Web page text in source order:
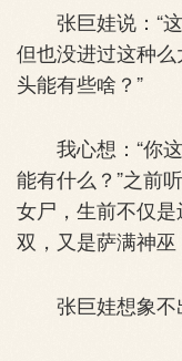
张巨娃说：“这
但也没进过这种
头能有些啥？”
我心想：“你这
能有什么？”之前
女尸，生前不仅
双，又是萨满神巫
张巨娃想象不